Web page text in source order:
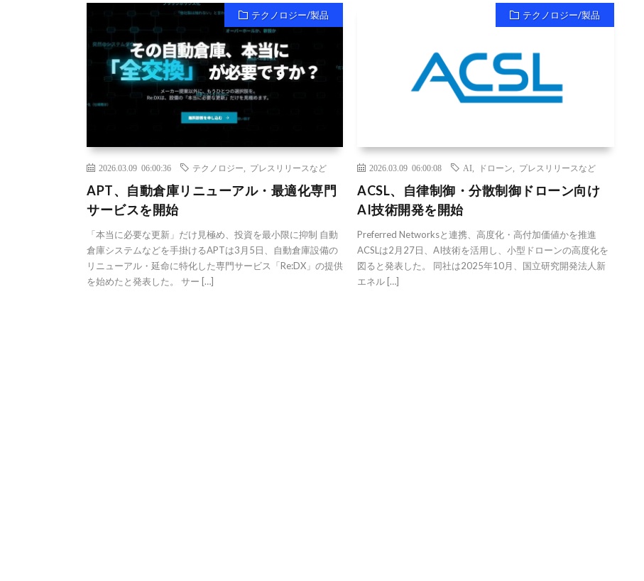
テクノロジー/製品
2026.03.09 06:00:36 テクノロジー プレスリリースなど
APT、自動倉庫リニューアル・最適化専門
サービスを開始
「本当に必要な更新」だけ見極め、投資を最小限に抑制 自動
倉庫システムなどを手掛けるAPTは3月5日、自動倉庫設備の
リニューアル・延命に特化した専門サービス「Re:DX」の提供
を始めたと発表した。 サー […]
テクノロジー/製品
2026.03.09 06:00:08 AI ドローン プレスリリースなど
ACSL、自律制御・分散制御ドローン向け
AI技術開発を開始
Preferred Networksと連携、高度化・高付加価値かを推進
ACSLは2月27日、AI技術を活用し、小型ドローンの高度化を
図ると発表した。 同社は2025年10月、国立研究開発法人新
エネル […]